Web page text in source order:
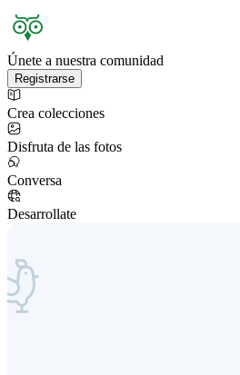
Únete a nuestra comunidad
Registrarse
Crea colecciones
Disfruta de las fotos
Conversa
Desarrollate